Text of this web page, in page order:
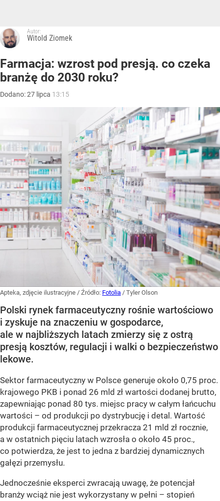
Autor:
Witold Ziomek
Farmacja: wzrost pod presją. co czeka
branżę do 2030 roku?
Dodano:27 lipca 13:15
Apteka, zdjęcie ilustracyjne / Źródło: Fotolia / Tyler Olson
Polski rynek farmaceutyczny rośnie wartościowo
i zyskuje na znaczeniu w gospodarce,
ale w najbliższych latach zmierzy się z ostrą
presją kosztów, regulacji i walki o bezpieczeństwo
lekowe.
Sektor farmaceutyczny w Polsce generuje około 0,75 proc.
krajowego PKB i ponad 26 mld zł wartości dodanej brutto,
zapewniając ponad 80 tys. miejsc pracy w całym łańcuchu
wartości – od produkcji po dystrybucję i detal. Wartość
produkcji farmaceutycznej przekracza 21 mld zł rocznie,
a w ostatnich pięciu latach wzrosła o około 45 proc.,
co potwierdza, że jest to jedna z bardziej dynamicznych
gałęzi przemysłu.
Jednocześnie eksperci zwracają uwagę, że potencjał
branży wciąż nie jest wykorzystany w pełni – stopień